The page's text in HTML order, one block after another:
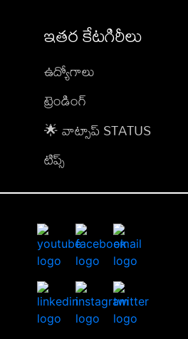
ఇతర కేటగిరీలు
ఉద్యోగాలు
ట్రెండింగ్
🌟 వాట్సాప్ STATUS
టిప్స్